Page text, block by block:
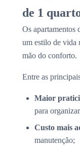
de 1
Os apartamentos
um estilo de vida
mão do conforto.
Entre as
Maior
para
Custo mais
manutenção;